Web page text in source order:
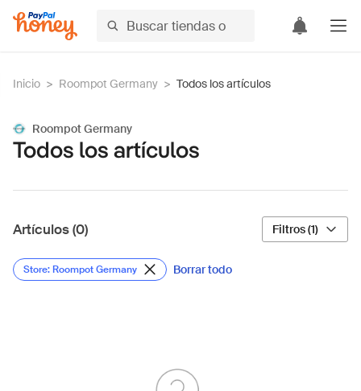
Inicio > Roompot Germany > Todos los artículos
Roompot Germany
Todos los artículos
Artículos (0) Filtros (1)
Store: Roompot Germany Borrar todo